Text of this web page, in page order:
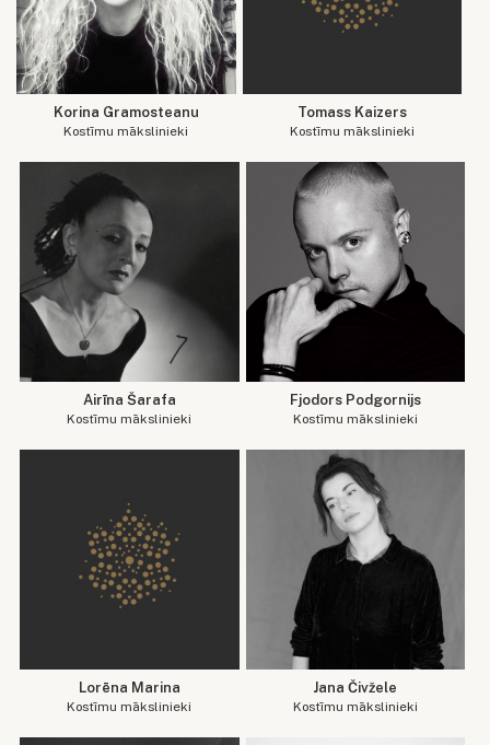
Korina Gramosteanu
Kostīmu mākslinieki
Tomass Kaizers
Kostīmu mākslinieki
Airīna Šarafa
Kostīmu mākslinieki
Fjodors Podgornijs
Kostīmu mākslinieki
Lorēna Marina
Kostīmu mākslinieki
Jana Čivžele
Kostīmu mākslinieki